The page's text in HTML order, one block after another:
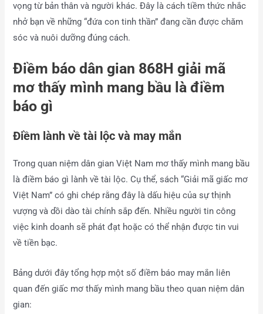
vọng từ bản thân và người khác. Đây là cách tiềm thức nhắc
nhở bạn về những “đứa con tinh thần” đang cần được chăm
sóc và nuôi dưỡng đúng cách.
Điềm báo dân gian 868H giải mã
mơ thấy mình mang bầu là điềm
báo gì
Điềm lành về tài lộc và may mắn
Trong quan niệm dân gian Việt Nam mơ thấy mình mang bầu
là điềm báo gì lành về tài lộc. Cụ thể, sách “Giải mã giấc mơ
Việt Nam” có ghi chép rằng đây là dấu hiệu của sự thịnh
vượng và dồi dào tài chính sắp đến. Nhiều người tin công
việc kinh doanh sẽ phát đạt hoặc có thể nhận được tin vui
về tiền bạc.
Bảng dưới đây tổng hợp một số điềm báo may mắn liên
quan đến giấc mơ thấy mình mang bầu theo quan niệm dân
gian: